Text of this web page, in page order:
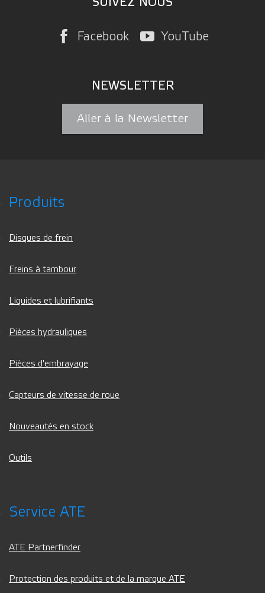
Facebook YouTube
NEWSLETTER
Aller à la Newsletter
Produits
Disques de frein
Freins à tambour
Liquides et lubrifiants
Pièces hydrauliques
Pièces d'embrayage
Capteurs de vitesse de roue
Nouveautés en stock
Outils
Service ATE
ATE Partnerfinder
Protection des produits et de la marque ATE